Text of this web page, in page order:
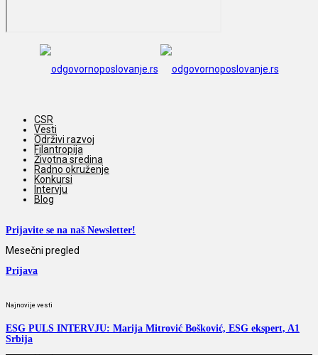
CSR
Vesti
Održivi razvoj
Filantropija
Životna sredina
Radno okruženje
Konkursi
Intervju
Blog
Prijavite se na naš Newsletter!
Mesečni pregled
Prijava
Najnovije vesti
ESG PULS INTERVJU: Marija Mitrović Bošković, ESG ekspert, A1
Srbija